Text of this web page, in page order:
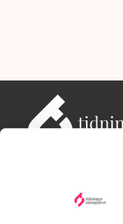
Adress: Tidningen